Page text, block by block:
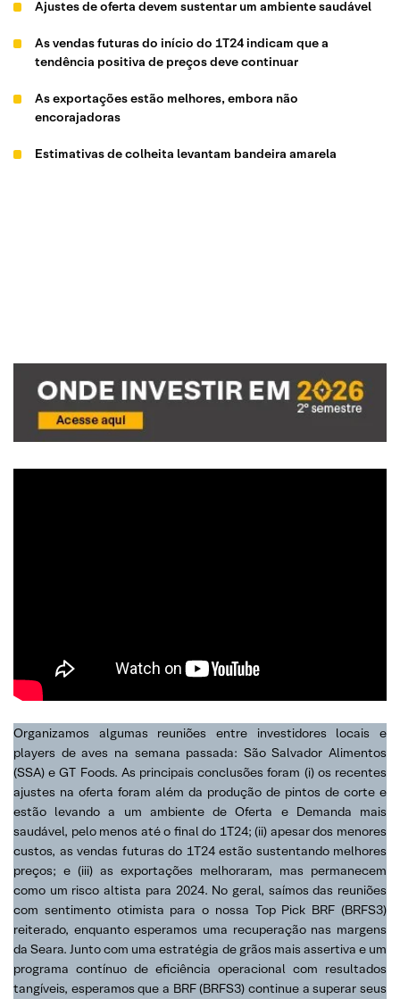
Ajustes de oferta devem sustentar um ambiente saudável
As vendas futuras do início do 1T24 indicam que a
tendência positiva de preços deve continuar
As exportações estão melhores, embora não
encorajadoras
Estimativas de colheita levantam bandeira amarela
Organizamos algumas reuniões entre investidores locais e
players de aves na semana passada: São Salvador Alimentos
(SSA) e GT Foods. As principais conclusões foram (i) os recentes
ajustes na oferta foram além da produção de pintos de corte e
estão levando a um ambiente de Oferta e Demanda mais
saudável, pelo menos até o final do 1T24; (ii) apesar dos menores
custos, as vendas futuras do 1T24 estão sustentando melhores
preços; e (iii) as exportações melhoraram, mas permanecem
como um risco altista para 2024. No geral, saímos das reuniões
com sentimento otimista para o nossa Top Pick BRF (BRFS3)
reiterado, enquanto esperamos uma recuperação nas margens
da Seara. Junto com uma estratégia de grãos mais assertiva e um
programa contínuo de eficiência operacional com resultados
tangíveis, esperamos que a BRF (BRFS3) continue a superar seus